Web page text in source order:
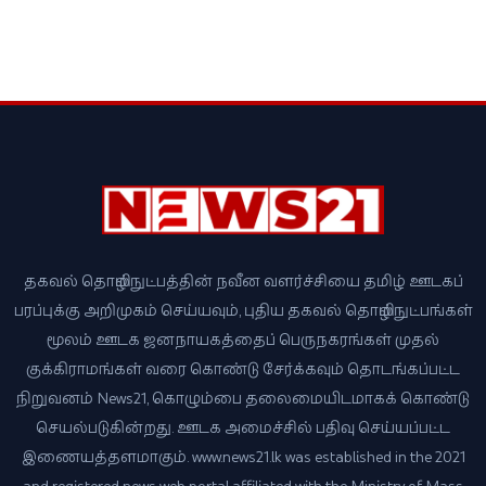
தகவல் தொழில்நுட்பத்தின் நவீன வளர்ச்சியை தமிழ் ஊடகப்
பரப்புக்கு அறிமுகம் செய்யவும், புதிய தகவல் தொழில்நுட்பங்கள்
மூலம் ஊடக ஜனநாயகத்தைப் பெருநகரங்கள் முதல்
குக்கிராமங்கள் வரை கொண்டு சேர்க்கவும் தொடங்கப்பட்ட
நிறுவனம் News21, கொழும்பை தலைமையிடமாகக் கொண்டு
செயல்படுகின்றது. ஊடக அமைச்சில் பதிவு செய்யப்பட்ட
இணையத்தளமாகும். www.news21.lk was established in the 2021